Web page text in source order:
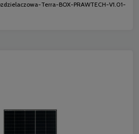
Terra-BOX-PRAWTECH-V1.01-